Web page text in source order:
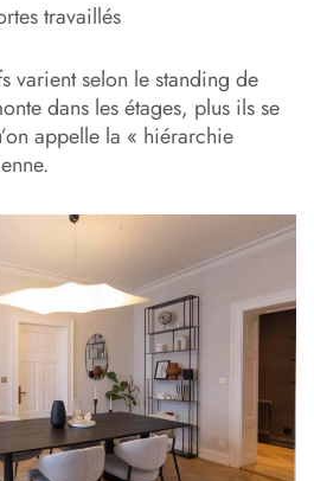
travaillés
varient selon le standing de
dans les étages, plus ils se
appelle la « hiérarchie